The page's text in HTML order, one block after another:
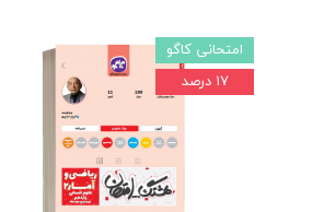
امتحانی کاگو
۱۷ درصد